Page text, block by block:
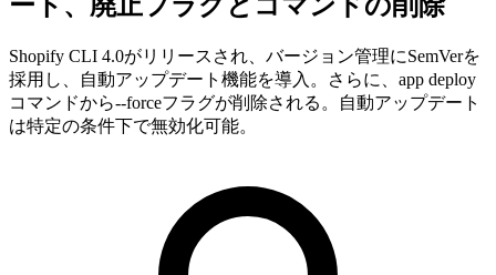
Shopify CLI 4.0がリリースされ、バージョン管理にSemVerを
採用し、自動アップデート機能を導入。さらに、app deploy
コマンドから--forceフラグが削除される。自動アップデート
は特定の条件下で無効化可能。